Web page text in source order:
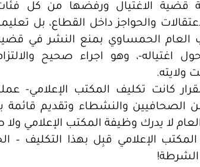
الاغتيال ورفضها من كل
والحواجز داخل القطاع، بل
العام الحمساوي بمنع النشر في
اغتياله-، وهو اجراء صحيح
ولايته.
كانت تكليف المكتب الإعلامي-
الصحافيين والنشطاء وتقديم قائمة
لا يدرك وظيفة المكتب الإعلامي ولا
الإعلامي قبِل بهذا التكليف –
الشرطة!